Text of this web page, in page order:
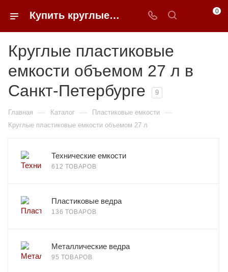
Купить круглые пластиковые емкости объемом 27 л в Санкт-Петербурге | 0FFER 0
Круглые пластиковые
емкости объемом 27 л в
Санкт-Петербурге
9
Главная — Каталог — Пластиковые емкости —
Круглые пластиковые емкости объемом 27 л
Технические емкости
612 ТОВАРОВ
Пластиковые ведра
136 ТОВАРОВ
Металлические ведра
95 ТОВАРОВ